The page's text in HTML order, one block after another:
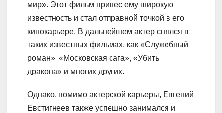
мир». Этот фильм принес ему широкую
известность и стал отправной точкой в его
кинокарьере. В дальнейшем актер снялся в
таких известных фильмах, как «Служебный
роман», «Московская сага», «Убить
дракона» и многих других.
Однако, помимо актерской карьеры, Евгений
Евстигнеев также успешно занимался и